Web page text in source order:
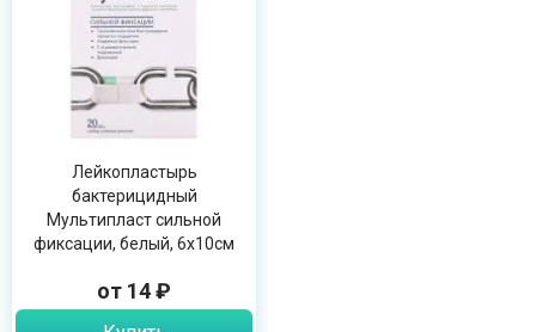
Лейкопластырь
бактерицидный
Мультипласт сильной
фиксации, белый, 6х10см
от 14 ₽